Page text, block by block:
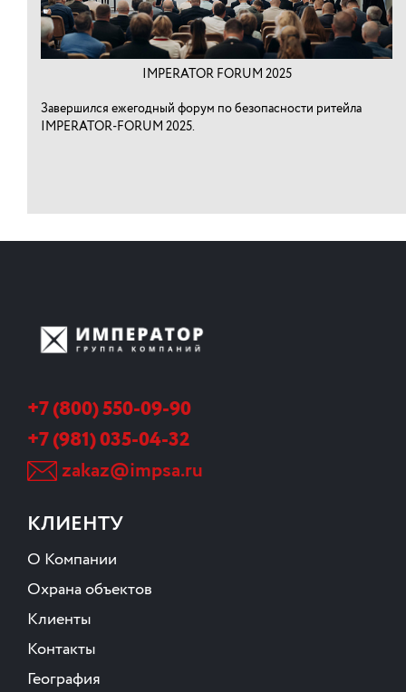
IMPERATOR FORUM 2025
Завершился ежегодный форум по безопасности ритейла
IMPERATOR-FORUM 2025.
+7 (800) 550-09-90
+7 (981) 035-04-32
zakaz@impsa.ru
КЛИЕНТУ
О Компании
Охрана объектов
Клиенты
Контакты
География